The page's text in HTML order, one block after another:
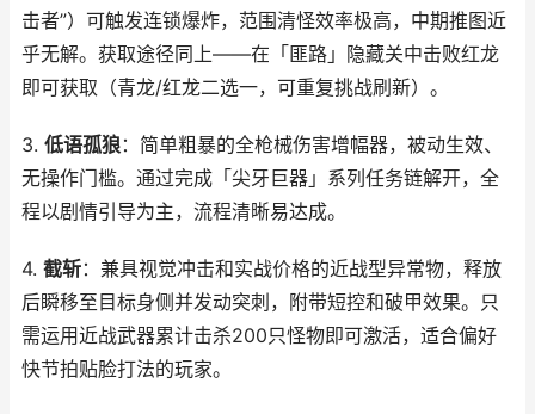
击者”）可触发连锁爆炸，范围清怪效率极高，中期推图近
乎无解。获取途径同上——在「匪路」隐藏关中击败红龙
即可获取（青龙/红龙二选一，可重复挑战刷新）。
3. 低语孤狼：简单粗暴的全枪械伤害增幅器，被动生效、
无操作门槛。通过完成「尖牙巨器」系列任务链解开，全
程以剧情引导为主，流程清晰易达成。
4. 截斩：兼具视觉冲击和实战价格的近战型异常物，释放
后瞬移至目标身侧并发动突刺，附带短控和破甲效果。只
需运用近战武器累计击杀200只怪物即可激活，适合偏好
快节拍贴脸打法的玩家。